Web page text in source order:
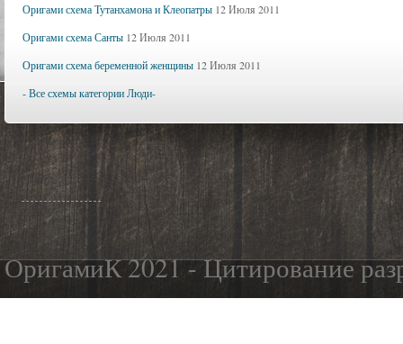
Оригами схема Тутанхамона и Клеопатры 12 Июля 2011
Оригами схема Санты 12 Июля 2011
Оригами схема беременной женщины 12 Июля 2011
- Все схемы категории Люди-
ОригамиК 2021 - Цитирование